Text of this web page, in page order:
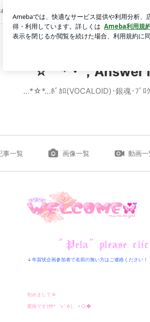
楽しみにしているスタンプラリー
☆⌒*・，Answer
…*☆*…ﾎﾞｶﾛ(VOCALOID)･銀魂･ﾌﾞ
事一覧 画像一覧 動画一
↓年賀状企画参加者で名前の無い方はご連絡ください！
初めまして☆
愛殊です(艸*゜v`☆)。+◇◆